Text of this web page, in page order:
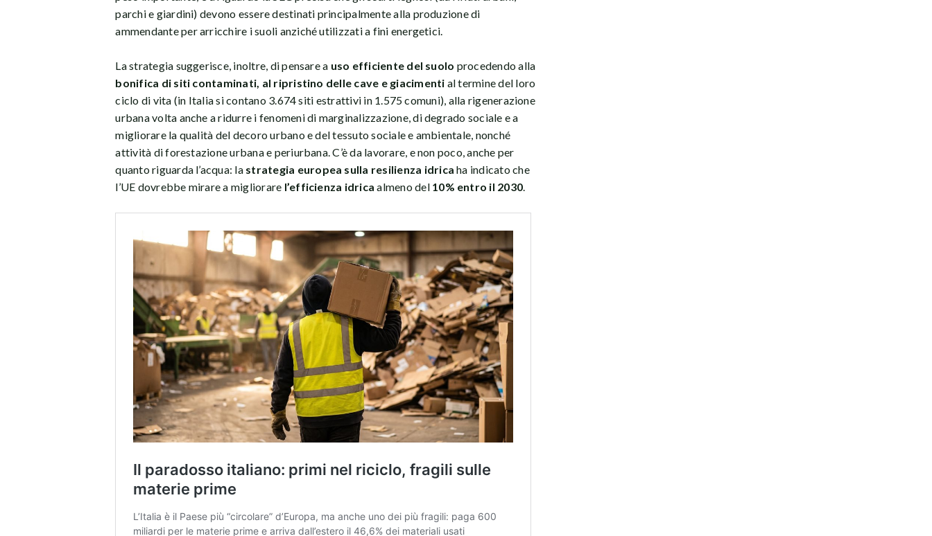
parchi e giardini) devono essere destinati principalmente alla produzione di
ammendante per arricchire i suoli anziché utilizzati a fini energetici.
La strategia suggerisce, inoltre, di pensare a uso efficiente del suolo procedendo alla
bonifica di siti contaminati, al ripristino delle cave e giacimenti al termine del loro
ciclo di vita (in Italia si contano 3.674 siti estrattivi in 1.575 comuni), alla rigenerazione
urbana volta anche a ridurre i fenomeni di marginalizzazione, di degrado sociale e a
migliorare la qualità del decoro urbano e del tessuto sociale e ambientale, nonché
attività di forestazione urbana e periurbana. C’è da lavorare, e non poco, anche per
quanto riguarda l’acqua: la strategia europea sulla resilienza idrica ha indicato che
l’UE dovrebbe mirare a migliorare l’efficienza idrica almeno del 10% entro il 2030